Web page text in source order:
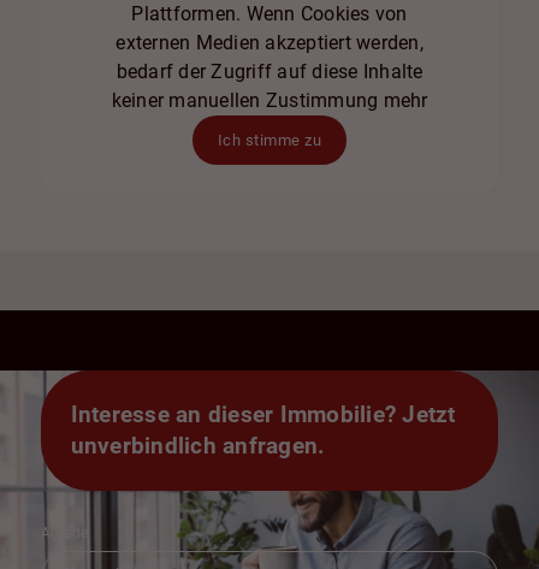
Plattformen. Wenn Cookies von
externen Medien akzeptiert werden,
bedarf der Zugriff auf diese Inhalte
keiner manuellen Zustimmung mehr
Ich stimme zu
Interesse an dieser Immobilie? Jetzt
unverbindlich anfragen.
Anrede